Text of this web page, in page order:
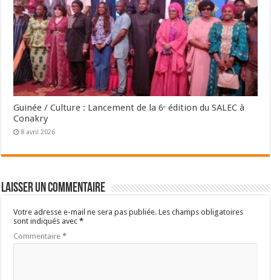
Guinée / Culture : Lancement de la 6ᵉ édition du SALEC à
Conakry
8 avril 2026
Laisser un commentaire
Votre adresse e-mail ne sera pas publiée. Les champs obligatoires
sont indiqués avec*
Commentaire*